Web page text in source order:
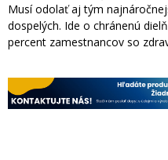
Musí odolať aj tým
dospelých. Ide o chránenú
percent zamestnancov so